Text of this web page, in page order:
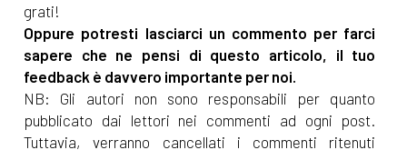
grati!
Oppure potresti lasciarci un commento per farci
sapere che ne pensi di questo articolo, il tuo
feedback è davvero importante per noi.
NB: Gli autori non sono responsabili per quanto
pubblicato dai lettori nei commenti ad ogni post.
Tuttavia, verranno cancellati i commenti ritenuti